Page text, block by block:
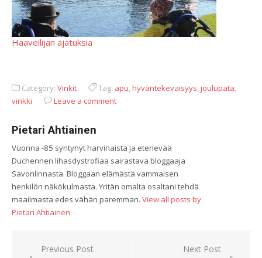
Haaveilijan ajatuksia
Category: Vinkit Tag: apu,hyväntekeväisyys,joulupata,
vinkki
Leave a comment
Pietari Ahtiainen
Vuonna -85 syntynyt harvinaista ja etenevää
Duchennen lihasdystrofiaa sairastava bloggaaja
Savonlinnasta. Bloggaan elämästä vammaisen
henkilön näkökulmasta. Yritän omalta osaltani tehdä
maailmasta edes vähän paremman. View all posts by
Pietari Ahtiainen
Artikkelien
Previous Post Next Post